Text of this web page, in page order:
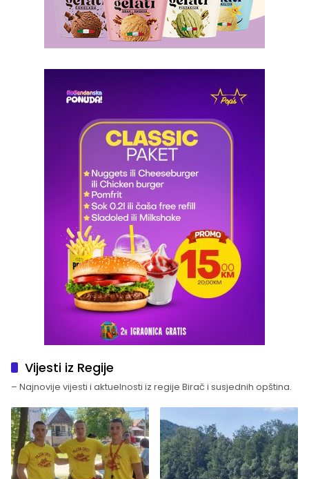
Vijesti iz Regije
– Najnovije vijesti i aktuelnosti iz regije Birač i susjednih opština.